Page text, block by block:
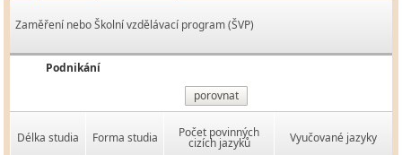
Zaměření nebo Školní vzdělávací program (ŠVP)
Podnikání
porovnat
Délka studia Forma studia Počet povinných
cizích jazyků Vyučované jazyky